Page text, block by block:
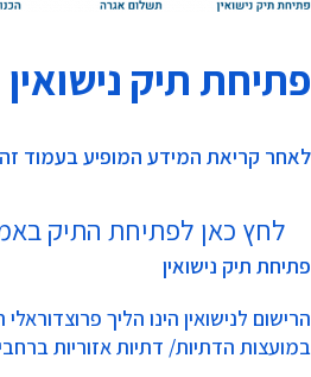
פתיחת תיק נישואין
לאחר קריאת המידע המופיע בעמוד זה
לחץ כאן לפתיחת התיק
פתיחת תיק נישואין
הרישום לנישואין הינו הליך
במועצות הדתיות/ דתיות אזוריות